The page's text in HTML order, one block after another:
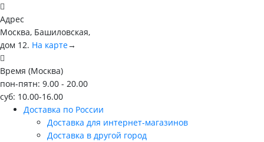
Адрес
Москва, Башиловская,
дом 12. На карте→
Время (Москва)
пон-пятн: 9.00 - 20.00
суб: 10.00-16.00
Доставка по России
Доставка для интернет-магазинов
Доставка в другой город